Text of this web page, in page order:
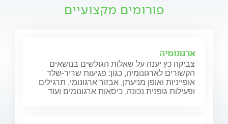
פורומים מקצועיים
ארגונומיה
צביקה כץ יענה על שאלות הגולשים בנושאים
הקשורים לארגונומיה, כגון: פגיעות שריר-שלד
אופייניות ואופן מניעתן, אבזור ארגונומי, תרגילים
ופעילות גופנית נכונה, כיסאות ארגונומים ועוד